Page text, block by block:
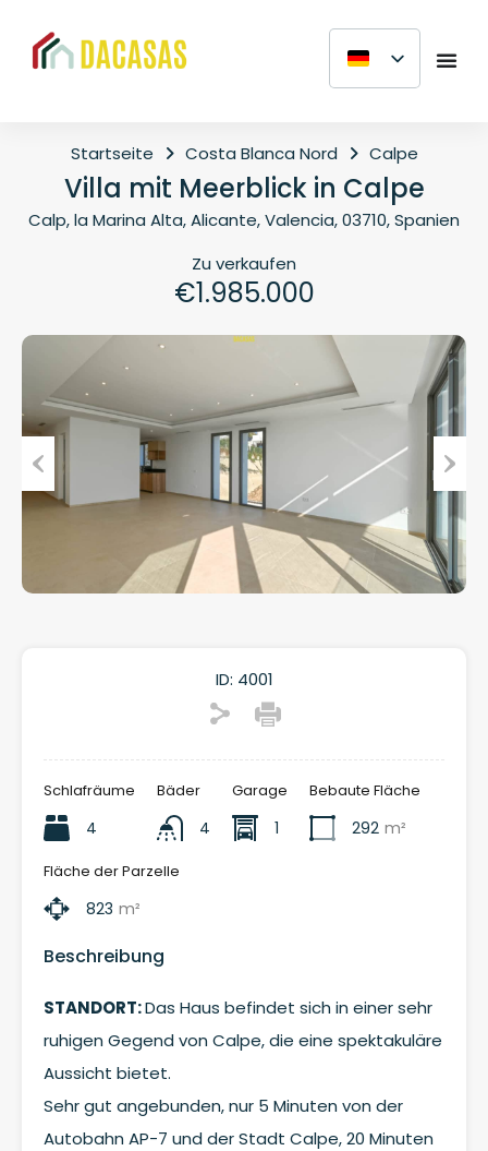
Startseite Costa Blanca Nord Calpe
Villa mit Meerblick in Calpe
Calp, la Marina Alta, Alicante, Valencia, 03710, Spanien
Zu verkaufen
€1.985.000
Vorheriger
ID: 4001
Schlafräume
4
Bäder
4
Garage
1
Bebaute Fläche
292 m²
Fläche der Parzelle
823 m²
Beschreibung
STANDORT:Das Haus befindet sich in einer sehr
ruhigen Gegend von Calpe, die eine spektakuläre
Aussicht bietet.
Sehr gut angebunden, nur 5 Minuten von der
Autobahn AP-7 und der Stadt Calpe, 20 Minuten